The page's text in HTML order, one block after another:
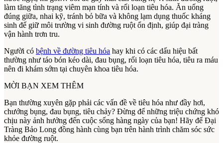
làm tăng tình trạng viêm mạn tính và rối loạn tiêu hóa. Ăn uống
đúng giữa, nhai kỹ, tránh bỏ bữa và không lạm dụng thuốc kháng
sinh để giữ môi trường vi sinh đường ruột ổn định, giúp đại tràng
vận hành trơn tru.
Người có bệnh về đường tiêu hóa hay khi có các dấu hiệu bất
thường như táo bón kéo dài, đau bụng, rối loạn tiêu hóa, tiêu ra máu
nên đi khám sớm tại chuyên khoa tiêu hóa.
MỜI BẠN XEM THÊM
Bạn thường xuyên gặp phải các vấn đề về tiêu hóa như đầy hơi,
chướng bụng, đau bụng, tiêu chảy? Đừng để những triệu chứng khó
chịu này ảnh hưởng đến cuộc sống hàng ngày của bạn! Hãy để Đại
Tràng Bảo Long đồng hành cùng bạn trên hành trình chăm sóc sức
khỏe đường ruột.